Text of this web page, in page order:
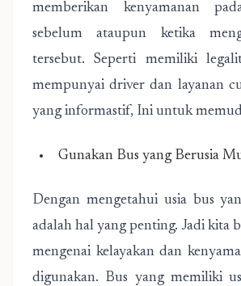
memberikan kenyamanan
sebelum ataupun ketika
tersebut. Seperti memiliki
mempunyai driver dan layanan
yang informastif, Ini untuk
Gunakan Bus yang Berusia
Dengan mengetahui usia bus
adalah hal yang penting. Jadi kita
mengenai kelayakan dan
digunakan. Bus yang memiliki